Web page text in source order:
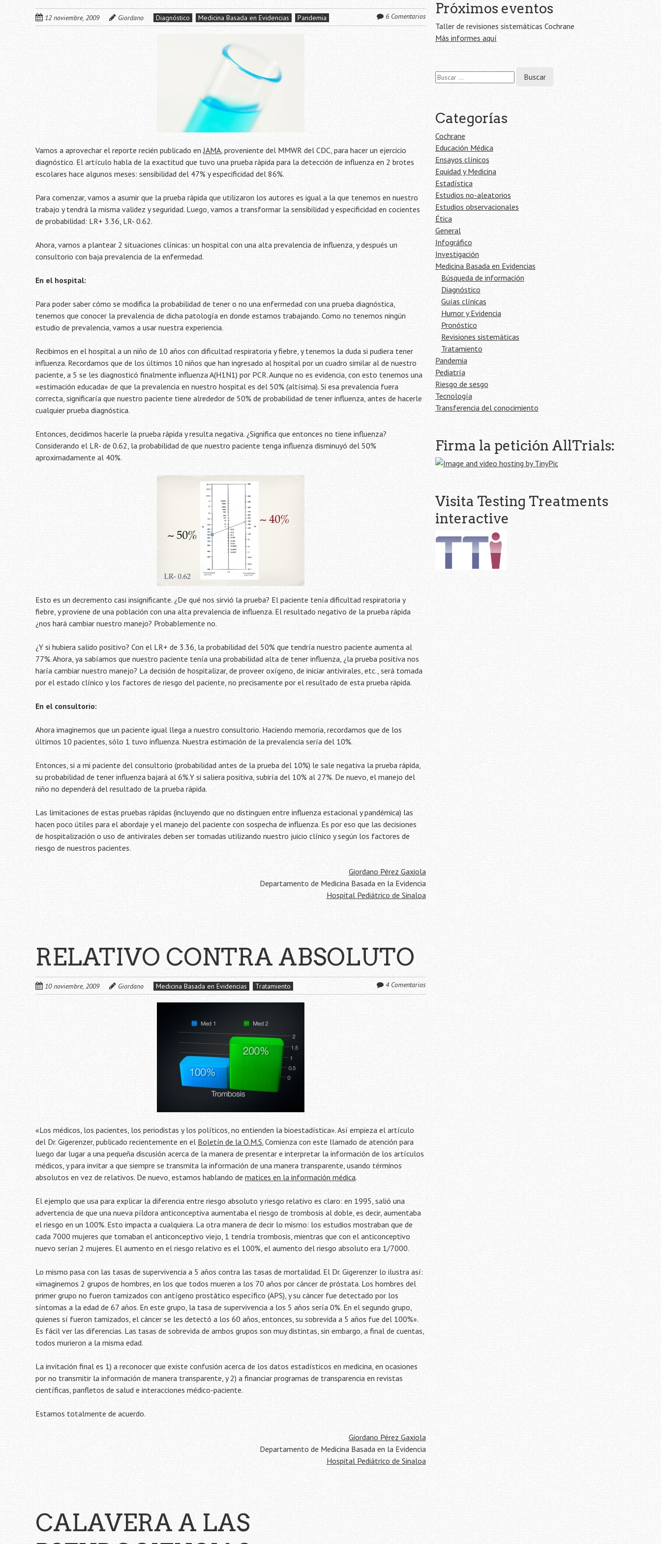
12 noviembre, 2009 Giordano Diagnóstico Medicina Basada en Evidencias Pandemia 6 Comentarios
Vamos a aprovechar el reporte recién publicado enJAMA, proveniente del MMWR del CDC, para hacer un ejercicio
diagnóstico. El artículo habla de la exactitud que tuvo una prueba rápida para la detección de influenza en 2 brotes
escolares hace algunos meses: sensibilidad del 47% y especificidad del 86%.
Para comenzar, vamos a asumir que la prueba rápida que utilizaron los autores es igual a la que tenemos en nuestro
trabajo y tendrá la misma validez y seguridad. Luego, vamos a transformar la sensibilidad y especificidad en cocientes
de probabilidad: LR+ 3.36, LR- 0.62.
Ahora, vamos a plantear 2 situaciones clínicas: un hospital con una alta prevalencia de influenza, y después un
consultorio con baja prevalencia de la enfermedad.
En el hospital:
Para poder saber cómo se modifica la probabilidad de tener o no una enfermedad con una prueba diagnóstica,
tenemos que conocer la prevalencia de dicha patología en donde estamos trabajando. Como no tenemos ningún
estudio de prevalencia, vamos a usar nuestra experiencia.
Recibimos en el hospital a un niño de 10 años con dificultad respiratoria y fiebre, y tenemos la duda si pudiera tener
influenza. Recordamos que de los últimos 10 niños que han ingresado al hospital por un cuadro similar al de nuestro
paciente, a 5 se les diagnosticó finalmente influenza A(H1N1) por PCR. Aunque no es evidencia, con esto tenemos una
«estimación educada» de que la prevalencia en nuestro hospital es del 50% (altísima). Si esa prevalencia fuera
correcta, significaría que nuestro paciente tiene alrededor de 50% de probabilidad de tener influenza, antes de hacerle
cualquier prueba diagnóstica.
Entonces, decidimos hacerle la prueba rápida y resulta negativa. ¿Significa que entonces no tiene influenza?
Considerando el LR- de 0.62, la probabilidad de que nuestro paciente tenga influenza disminuyó del 50%
aproximadamente al 40%.
Esto es un decremento casi insignificante. ¿De qué nos sirvió la prueba? El paciente tenía dificultad respiratoria y
fiebre, y proviene de una población con una alta prevalencia de influenza. El resultado negativo de la prueba rápida
¿nos hará cambiar nuestro manejo? Probablemente no.
¿Y si hubiera salido positivo? Con el LR+ de 3.36, la probabilidad del 50% que tendría nuestro paciente aumenta al
77%. Ahora, ya sabíamos que nuestro paciente tenía una probabilidad alta de tener influenza, ¿la prueba positiva nos
haría cambiar nuestro manejo? La decisión de hospitalizar, de proveer oxígeno, de iniciar antivirales, etc., será tomada
por el estado clínico y los factores de riesgo del paciente, no precisamente por el resultado de esta prueba rápida.
En el consultorio:
Ahora imaginemos que un paciente igual llega a nuestro consultorio. Haciendo memoria, recordamos que de los
últimos 10 pacientes, sólo 1 tuvo influenza. Nuestra estimación de la prevalencia sería del 10%.
Entonces, si a mi paciente del consultorio (probabilidad antes de la prueba del 10%) le sale negativa la prueba rápida,
su probabilidad de tener influenza bajará al 6%.Y si saliera positiva, subiría del 10% al 27%. De nuevo, el manejo del
niño no dependerá del resultado de la prueba rápida.
Las limitaciones de estas pruebas rápidas (incluyendo que no distinguen entre influenza estacional y pandémica) las
hacen poco útiles para el abordaje y el manejo del paciente con sospecha de influenza. Es por eso que las decisiones
de hospitalización o uso de antivirales deben ser tomadas utilizando nuestro juicio clínico y según los factores de
riesgo de nuestros pacientes.
Giordano Pérez Gaxiola
Departamento de Medicina Basada en la Evidencia
Hospital Pediátrico de Sinaloa
RELATIVO CONTRA ABSOLUTO
10 noviembre, 2009 Giordano Medicina Basada en Evidencias Tratamiento 4 Comentarios
«Los médicos, los pacientes, los periodistas y los políticos, no entienden la bioestadística». Así empieza el artículo
del Dr. Gigerenzer, publicado recientemente en el Boletín de la O.M.S. Comienza con este llamado de atención para
luego dar lugar a una pequeña discusión acerca de la manera de presentar e interpretar la información de los artículos
médicos, y para invitar a que siempre se transmita la información de una manera transparente, usando términos
absolutos en vez de relativos. De nuevo, estamos hablando dematices en la información médica.
El ejemplo que usa para explicar la diferencia entre riesgo absoluto y riesgo relativo es claro: en 1995, salió una
advertencia de que una nueva píldora anticonceptiva aumentaba el riesgo de trombosis al doble, es decir, aumentaba
el riesgo en un 100%. Esto impacta a cualquiera. La otra manera de decir lo mismo: los estudios mostraban que de
cada 7000 mujeres que tomaban el anticonceptivo viejo, 1 tendría trombosis, mientras que con el anticonceptivo
nuevo serían 2 mujeres. El aumento en el riesgo relativo es el 100%, el aumento del riesgo absoluto era 1/7000.
Lo mismo pasa con las tasas de supervivencia a 5 años contra las tasas de mortalidad. El Dr. Gigerenzer lo ilustra así:
«imaginemos 2 grupos de hombres, en los que todos mueren a los 70 años por cáncer de próstata. Los hombres del
primer grupo no fueron tamizados con antígeno prostático específico (APS), y su cáncer fue detectado por los
síntomas a la edad de 67 años. En este grupo, la tasa de supervivencia a los 5 años sería 0%. En el segundo grupo,
quienes sí fueron tamizados, el cáncer se les detectó a los 60 años, entonces, su sobrevida a 5 años fue del 100%».
Es fácil ver las diferencias. Las tasas de sobrevida de ambos grupos son muy distintas, sin embargo, a final de cuentas,
todos murieron a la misma edad.
La invitación final es 1) a reconocer que existe confusión acerca de los datos estadísticos en medicina, en ocasiones
por no transmitir la información de manera transparente, y 2) a financiar programas de transparencia en revistas
científicas, panfletos de salud e interacciones médico-paciente.
Estamos totalmente de acuerdo.
Giordano Pérez Gaxiola
Departamento de Medicina Basada en la Evidencia
Hospital Pediátrico de Sinaloa
CALAVERA A LAS
Próximos eventos
Taller de revisiones sistemáticas Cochrane
Más informes aquí
Buscar:
Categorías
Cochrane
Educación Médica
Ensayos clínicos
Equidad y Medicina
Estadística
Estudios no-aleatorios
Estudios observacionales
Ética
General
Infográfico
Investigación
Medicina Basada en Evidencias
Búsqueda de información
Diagnóstico
Guías clínicas
Humor y Evidencia
Pronóstico
Revisiones sistemáticas
Tratamiento
Pandemia
Pediatría
Riesgo de sesgo
Tecnología
Transferencia del conocimiento
Firma la petición AllTrials:
Visita Testing Treatments
interactive